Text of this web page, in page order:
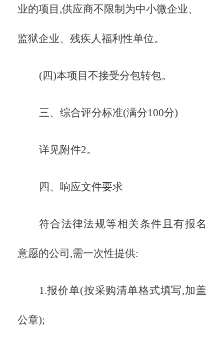
业的项目,供应商不限制为中小微企业、
监狱企业、残疾人福利性单位。
(四)本项目不接受分包转包。
三、综合评分标准(满分100分)
详见附件2。
四、 响应文件要求
符合法律法规等相关条件且有报名
意愿的公司,需一次性提供:
1.报价单(按采购清单格式填写,加盖
公章);